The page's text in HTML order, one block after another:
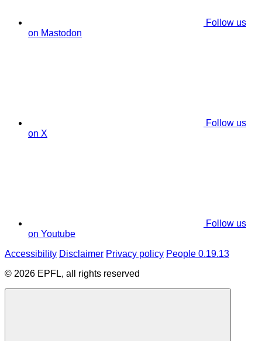
Follow us
on Mastodon
Follow us
on X
Follow us
on Youtube
Accessibility Disclaimer Privacy policy People 0.19.13
© 2026 EPFL, all rights reserved